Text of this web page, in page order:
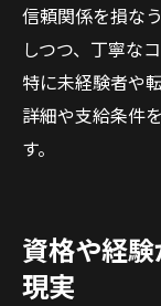
信頼関係を損な
しつつ、丁寧な
特に未経験者や
詳細や支給条件
す。
資格や経
現実